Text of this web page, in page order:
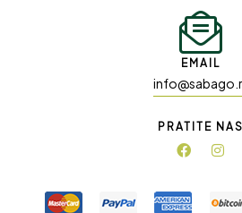
EMAIL
PRATITE NAS